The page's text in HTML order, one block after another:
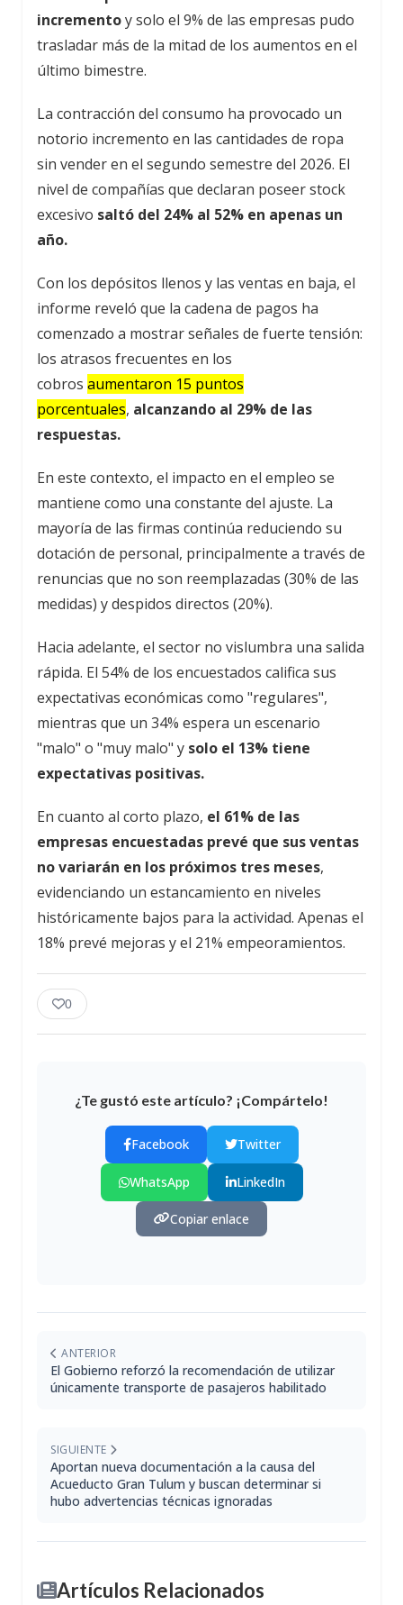
incrementoy solo el 9% de las empresas pudo
trasladar más de la mitad de los aumentos en el
último bimestre.
La contracción del consumo ha provocado un
notorio incremento en las cantidades de ropa
sin vender en el segundo semestre del 2026. El
nivel de compañías que declaran poseer stock
excesivo saltó del 24% al 52% en apenas un
año.
Con los depósitos llenos y las ventas en baja, el
informe reveló que la cadena de pagos ha
comenzado a mostrar señales de fuerte tensión:
los atrasos frecuentes en los
cobros aumentaron 15 puntos
porcentuales, alcanzando al 29% de las
respuestas.
En este contexto, el impacto en el empleo se
mantiene como una constante del ajuste. La
mayoría de las firmas continúa reduciendo su
dotación de personal, principalmente a través de
renuncias que no son reemplazadas (30% de las
medidas) y despidos directos (20%).
Hacia adelante, el sector no vislumbra una salida
rápida. El 54% de los encuestados califica sus
expectativas económicas como "regulares",
mientras que un 34% espera un escenario
"malo" o "muy malo" y solo el 13% tiene
expectativas positivas.
En cuanto al corto plazo, el 61% de las
empresas encuestadas prevé que sus ventas
no variarán en los próximos tres meses,
evidenciando un estancamiento en niveles
históricamente bajos para la actividad. Apenas el
18% prevé mejoras y el 21% empeoramientos.
0
¿Te gustó este artículo? ¡Compártelo!
Facebook Twitter
WhatsApp LinkedIn
Copiar enlace
ANTERIOR
El Gobierno reforzó la recomendación de utilizar
únicamente transporte de pasajeros habilitado
SIGUIENTE
Aportan nueva documentación a la causa del
Acueducto Gran Tulum y buscan determinar si
hubo advertencias técnicas ignoradas
Artículos Relacionados